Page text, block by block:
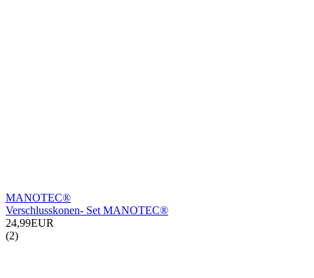
MANOTEC®
Verschlusskonen- Set MANOTEC®
24,99EUR
(2)